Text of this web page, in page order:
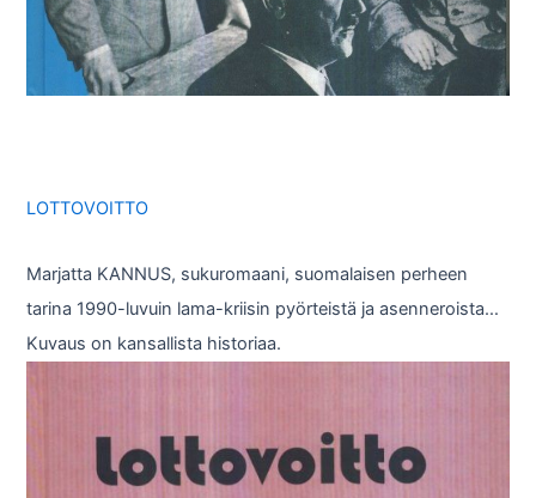
LOTTOVOITTO
Marjatta KANNUS, sukuromaani, suomalaisen perheen
tarina 1990-luvuin lama-kriisin pyörteistä ja asenneroista…
Kuvaus on kansallista historiaa.